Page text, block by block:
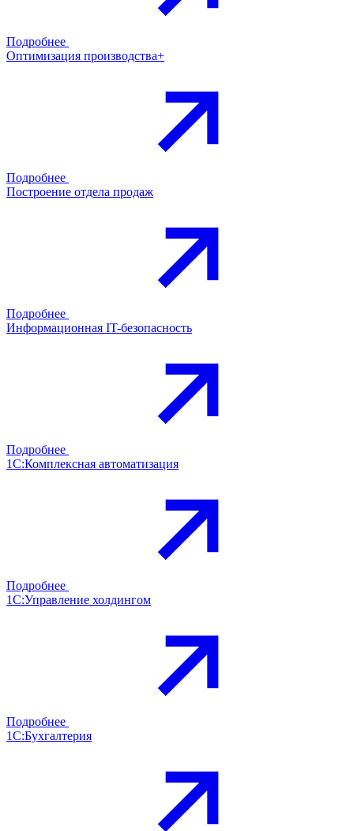
Подробнее
Оптимизация производства+
Подробнее
Построение отдела продаж
Подробнее
Информационная IT-безопасность
Подробнее
1С:Комплексная автоматизация
Подробнее
1С:Управление холдингом
Подробнее
1С:Бухгалтерия